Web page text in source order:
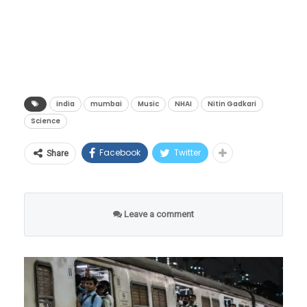
कसं काम करतो हा रस्ता?
या रस्त्यावर विशेष प्रकारच्या खाचा (रंबल स्ट्रिप्स)
अचूक अंतर आणि खोली लक्षात घेऊन डांबरात कोरल्या
india mumbai Music NHAI
Nitin Gadkari
Science
Share Facebook Twitter
Leave a comment